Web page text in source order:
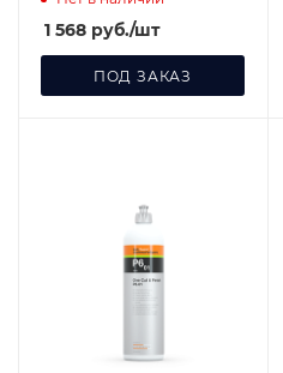
1 568 руб./шт
ПОД ЗАКАЗ